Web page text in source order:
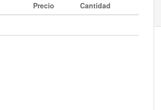
Precio Cantidad